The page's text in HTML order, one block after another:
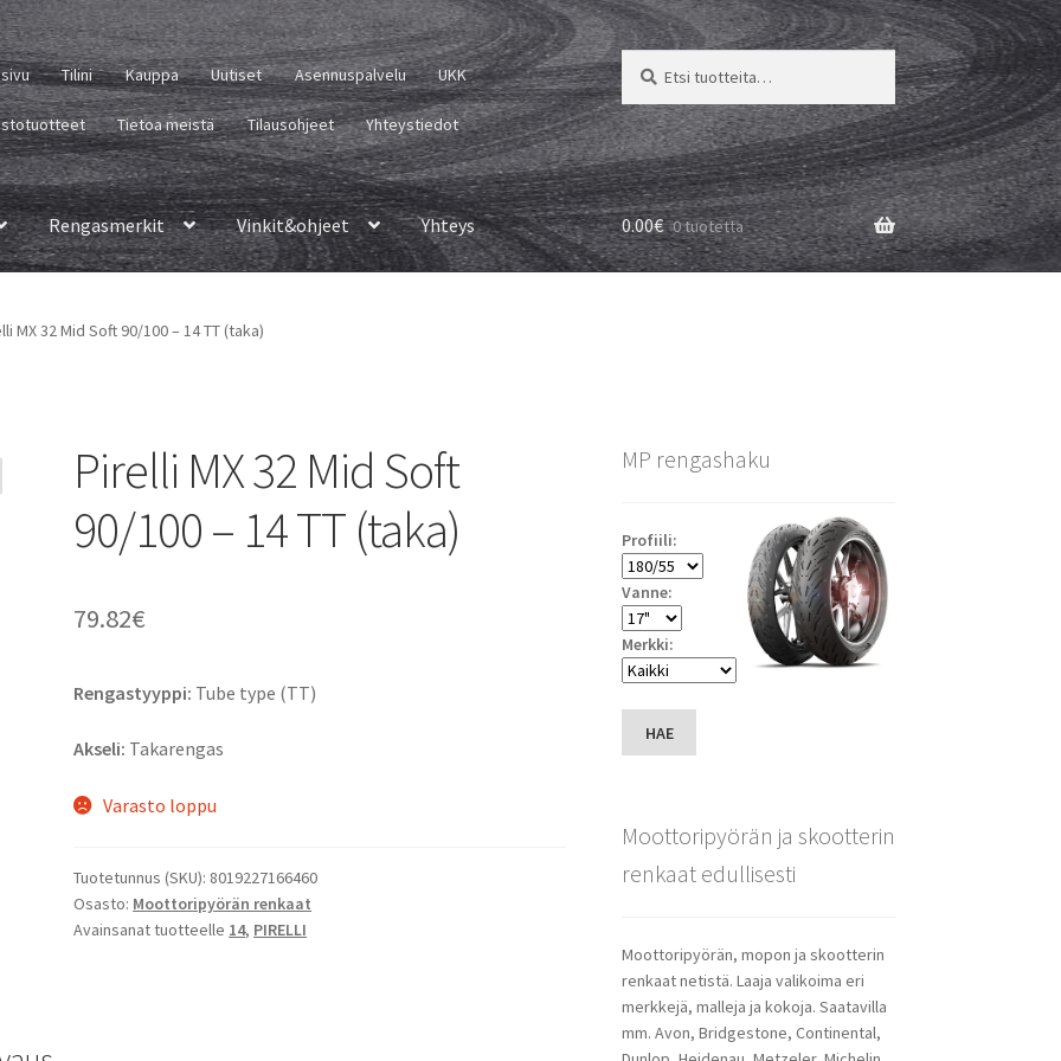
Tilini Kauppa Uutiset Asennuspalvelu UKK
Tietoa meistä Tilausohjeet Yhteystiedot
Etsi:
Haku
Rengasmerkit Vinkit&ohjeet Yhteys 0.00€ 0 tuotetta
MX 32 Mid Soft 90/100 – 14 TT (taka)
Pirelli MX 32 Mid Soft
90/100 – 14 TT (taka)
79.82€
Rengastyyppi: Tube type (TT)
Akseli: Takarengas
Varasto loppu
Tuotetunnus (SKU): 8019227166460
Osasto: Moottoripyörän renkaat
Avainsanat tuotteelle 14, PIRELLI
MP rengashaku
Profiili:
Vanne:
Merkki:
HAE
Moottoripyörän ja skootterin
renkaat edullisesti
Moottoripyörän, mopon ja skootterin
renkaat netistä. Laaja valikoima eri
merkkejä, malleja ja kokoja. Saatavilla
mm. Avon, Bridgestone, Continental,